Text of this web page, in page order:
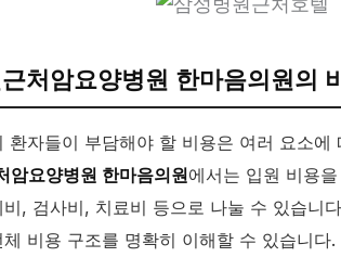
처암요양병원 한마음의원의
환자들이 부담해야 할 비용은 여러 요소에
암요양병원 한마음의원에서는 입원 비용
, 검사비, 치료비 등으로 나눌 수 있습니
비용 구조를 명확히 이해할 수 있습니다.